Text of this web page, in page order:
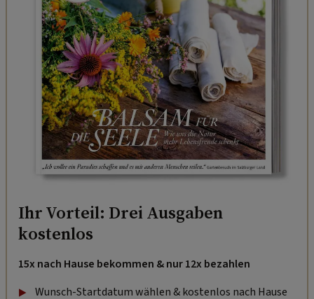
Ihr Vorteil: Drei Ausgaben
kostenlos
15x nach Hause bekommen & nur 12x bezahlen
Wunsch-Startdatum wählen & kostenlos nach Hause